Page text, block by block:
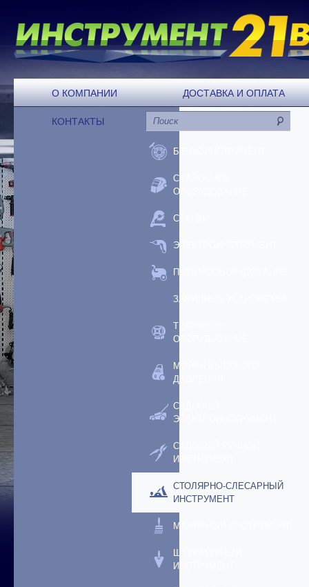
О КОМПАНИИ ДОСТАВКА И ОПЛАТА
КОНТАКТЫ
БЕНЗОИНСТРУМЕНТ
СВАРОЧНОЕ
ОБОРУДОВАНИЕ
СТАНКИ
ЭЛЕКТРОИНСТРУМЕНТ
ПНЕВМООБОРУДОВАНИЕ
ЗАРЯДНЫЕ УСТРОЙСТВА
ТЕПЛОВОЕ
ОБОРУДОВАНИЕ
МОЙКИ ВЫСОКОГО
ДАВЛЕНИЯ
САДОВЫЙ
ЭЛЕКТРОИНСТРУМЕНТ
САДОВЫЙ РУЧНОЙ
ИНСТРУМЕНТ
СТОЛЯРНО-СЛЕСАРНЫЙ
ИНСТРУМЕНТ
МАЛЯРНЫЙ ИНСТРУМЕНТ
ШТУКАТУРНЫЙ
ИНСТРУМЕНТ